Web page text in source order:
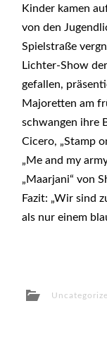
Kinder kamen
von den
Spielstraße
Lichter-Show
gefallen,
Majoretten am
schwangen ihre
Cicero, „Stamp
„Me and my
„Maarjani“ von
Fazit: „Wir sind
als nur einem